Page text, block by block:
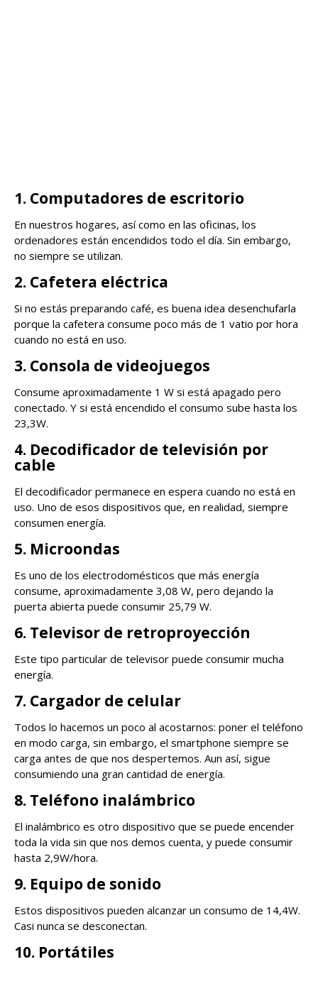
1. Computadores de escritorio
En nuestros hogares, así como en las oficinas, los
ordenadores están encendidos todo el día. Sin embargo,
no siempre se utilizan.
2. Cafetera eléctrica
Si no estás preparando café, es buena idea desenchufarla
porque la cafetera consume poco más de 1 vatio por hora
cuando no está en uso.
3. Consola de videojuegos
Consume aproximadamente 1 W si está apagado pero
conectado. Y si está encendido el consumo sube hasta los
23,3W.
4. Decodificador de televisión por
cable
El decodificador permanece en espera cuando no está en
uso. Uno de esos dispositivos que, en realidad, siempre
consumen energía.
5. Microondas
Es uno de los electrodomésticos que más energía
consume, aproximadamente 3,08 W, pero dejando la
puerta abierta puede consumir 25,79 W.
6. Televisor de retroproyección
Este tipo particular de televisor puede consumir mucha
energía.
7. Cargador de celular
Todos lo hacemos un poco al acostarnos: poner el teléfono
en modo carga, sin embargo, el smartphone siempre se
carga antes de que nos despertemos. Aun así, sigue
consumiendo una gran cantidad de energía.
8. Teléfono inalámbrico
El inalámbrico es otro dispositivo que se puede encender
toda la vida sin que nos demos cuenta, y puede consumir
hasta 2,9W/hora.
9. Equipo de sonido
Estos dispositivos pueden alcanzar un consumo de 14,4W.
Casi nunca se desconectan.
10. Portátiles